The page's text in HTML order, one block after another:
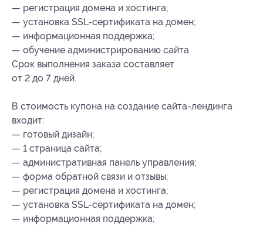
— регистрация домена и хостинга;
— установка SSL-сертификата на домен;
— информационная поддержка;
— обучение администрированию сайта.
Срок выполнения заказа составляет
от 2 до 7 дней.
В стоимость купона на создание сайта-лендинга
входит:
— готовый дизайн;
— 1 страница сайта;
— административная панель управления;
— форма обратной связи и отзывы;
— регистрация домена и хостинга;
— установка SSL-сертификата на домен;
— информационная поддержка;